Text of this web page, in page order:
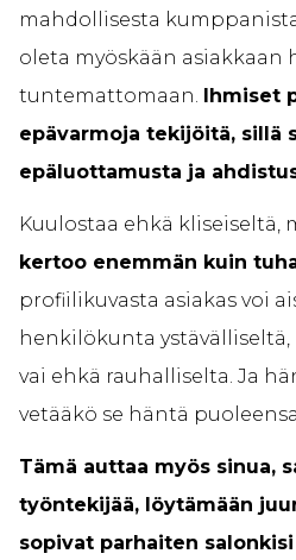
mahdollisesta
oleta myöskään asiakkaan
tuntemattomaan.
Ihmiset
epävarmoja tekijöitä, sillä
epäluottamusta ja
Kuulostaa ehkä kliseiseltä,
kertoo enemmän kuin
profiilikuvasta asiakas voi
henkilökunta ystävälliseltä,
vai ehkä rauhalliselta. Ja
vetääkö se häntä
Tämä auttaa myös sinua,
työntekijää, löytämään
sopivat parhaiten